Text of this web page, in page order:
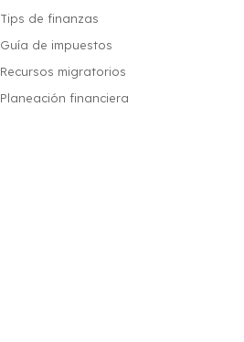
Tips de finanzas
Guía de impuestos
Recursos migratorios
Planeación financiera